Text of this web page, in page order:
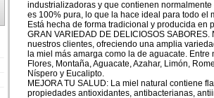
industrializadoras y que contienen
es 100% pura, lo que la hace ideal para todo el
Está hecha de forma tradicional y producida en
GRAN VARIEDAD DE DELICIOSOS
nuestros clientes, ofreciendo una amplia
la miel más amarga como la de aguacate.
Flores, Montaña, Aguacate, Azahar, Limón,
Níspero y Eucalipto.
MEJORA TU SALUD: La miel natural contiene
propiedades antioxidantes, antibacterianas,